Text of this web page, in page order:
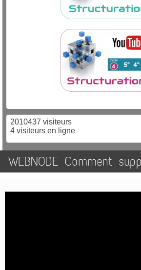
2010437 visiteurs
4 visiteurs en ligne
WEBNODE Comment